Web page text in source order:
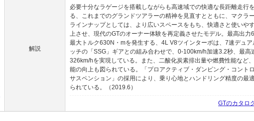
解説
必要十分なラゲージを搭載しながらも高速域での快適な長距離走行
る、これまでのグランドツアラーの精神を見直すとともに、マクラ
ラインナップとしては、より広いスペースをもち、快適さと使いや
上させ、現代のGTのオーナー体験を再定義させたモデル。最高出力
最大トルク630N・mを発生する、4L V8ツインターボは、7速デュア
ッチの「SSG」ギアとの組み合わせで、0-100km/h加速3.2秒、最高
326km/hを実現している。また、二酸化炭素排出量や燃費性能など
能の向上も図られている。「プロアクティブ・ダンピング・コント
サスペンション」の採用により、乗り心地とハンドリング精度の最
られている。（2019.6）
GTのカタロ